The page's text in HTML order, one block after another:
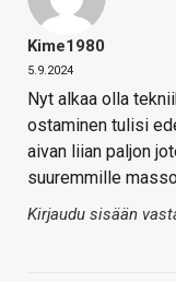
Kime1980
5.9.2024
Nyt alkaa olla
ostaminen tulisi
aivan liian paljon
suuremmille
Kirjaudu sisään